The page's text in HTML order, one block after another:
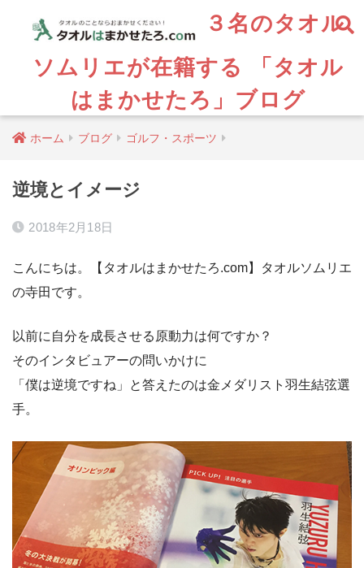
３名のタオル
ソムリエが在籍する 「タオル
はまかせたろ」ブログ
ホーム ブログ ゴルフ・スポーツ
逆境とイメージ
2018年2月18日
こんにちは。【タオルはまかせたろ.com】タオルソムリエ
の寺田です。
以前に自分を成長させる原動力は何ですか？
そのインタビュアーの問いかけに
「僕は逆境ですね」と答えたのは金メダリスト羽生結弦選
手。